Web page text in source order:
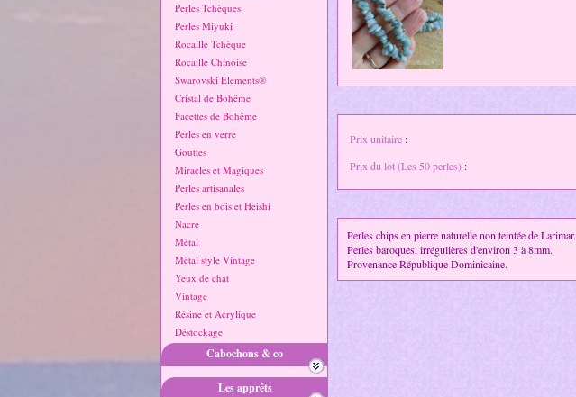
Perles Tchèques
Perles Miyuki
Rocaille Tchèque
Rocaille Chinoise
Swarovski Elements®
Cristal de Bohême
Facettes de Bohême
Perles en verre
Gouttes
Miracles et Magiques
Perles artisanales
Perles en bois et Heishi
Nacre
Métal
Métal style Vintage
Yeux de chat
Vintage
Résine et Acrylique
Déstockage
Cabochons & co
Les apprêts
Prix unitaire :
Prix du lot (Les 50 perles) :
Perles chips en pierre naturelle non teintée de Larimar.
Perles baroques, irrégulières d'environ 3 à 8mm.
Provenance République Dominicaine.